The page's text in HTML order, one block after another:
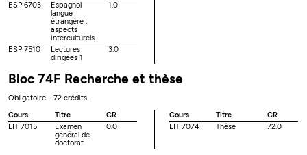
ESP 6703
Espagnol
langue
étrangère :
aspects
interculturels
1.0
ESP 7510
Lectures
dirigées 1
3.0
Bloc 74F Recherche et thèse
Obligatoire - 72 crédits.
Cours
Titre
CR
LIT 7015
Examen
général de
doctorat
0.0
Cours Titre
CR
LIT 7074
Thèse 72.0